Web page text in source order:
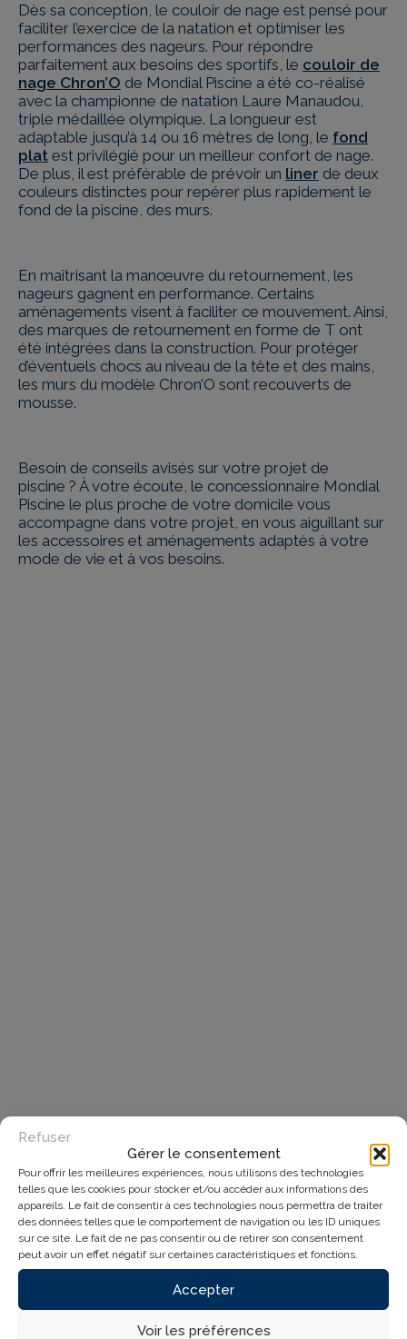
Gérer le consentement
Pour offrir les meilleures expériences, nous utilisons des technologies
telles que les cookies pour stocker et/ou accéder aux informations des
appareils. Le fait de consentir à ces technologies nous permettra de traiter
des données telles que le comportement de navigation ou les ID uniques
sur ce site. Le fait de ne pas consentir ou de retirer son consentement
peut avoir un effet négatif sur certaines caractéristiques et fonctions.
Accepter
Refuser
Voir les préférences
Dès sa conception, le couloir de nage est pensé pour
faciliter l’exercice de la natation et optimiser les
performances des nageurs. Pour répondre
parfaitement aux besoins des sportifs, le couloir de
nage Chron’O de Mondial Piscine a été co-réalisé
avec la championne de natation Laure Manaudou,
triple médaillée olympique. La longueur est
adaptable jusqu’à 14 ou 16 mètres de long, le fond
plat est privilégié pour un meilleur confort de nage.
De plus, il est préférable de prévoir un liner de deux
couleurs distinctes pour repérer plus rapidement le
fond de la piscine, des murs.
En maîtrisant la manœuvre du retournement, les
nageurs gagnent en performance. Certains
aménagements visent à faciliter ce mouvement. Ainsi,
des marques de retournement en forme de T ont
été intégrées dans la construction. Pour protéger
d’éventuels chocs au niveau de la tête et des mains,
les murs du modèle Chron’O sont recouverts de
mousse.
Besoin de conseils avisés sur votre projet de
piscine ? À votre écoute, le concessionnaire Mondial
Piscine le plus proche de votre domicile vous
accompagne dans votre projet, en vous aiguillant sur
les accessoires et aménagements adaptés à votre
mode de vie et à vos besoins.